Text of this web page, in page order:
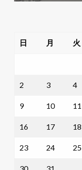
日 月 火
2 3 4
9 10 11
16 17 18
23 24 25
30 31